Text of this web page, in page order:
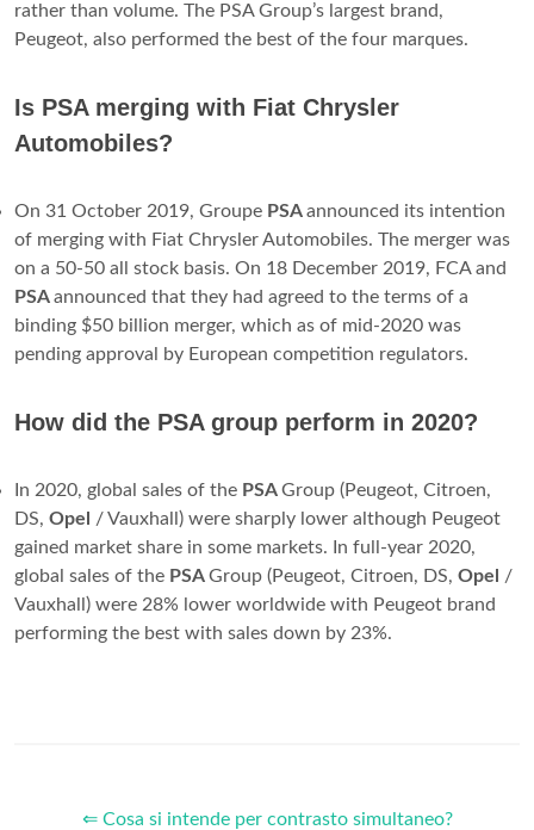
rather than volume. The PSA Group’s largest brand,
Peugeot, also performed the best of the four marques.
Is PSA merging with Fiat Chrysler
Automobiles?
On 31 October 2019, Groupe PSAannounced its intention
of merging with Fiat Chrysler Automobiles. The merger was
on a 50-50 all stock basis. On 18 December 2019, FCA and
PSAannounced that they had agreed to the terms of a
binding $50 billion merger, which as of mid-2020 was
pending approval by European competition regulators.
How did the PSA group perform in 2020?
In 2020, global sales of the PSAGroup (Peugeot, Citroen,
DS, Opel / Vauxhall) were sharply lower although Peugeot
gained market share in some markets. In full-year 2020,
global sales of the PSAGroup (Peugeot, Citroen, DS, Opel /
Vauxhall) were 28% lower worldwide with Peugeot brand
performing the best with sales down by 23%.
⇐ Cosa si intende per contrasto simultaneo?